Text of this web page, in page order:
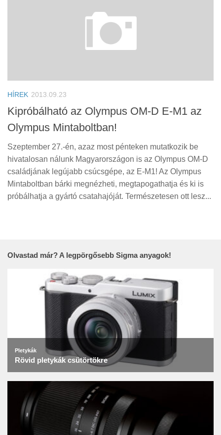
HÍREK 2013.09.23
Kipróbálható az Olympus OM-D E-M1 az
Olympus Mintaboltban!
Szeptember 27.-én, azaz most pénteken mutatkozik be
hivatalosan nálunk Magyarországon is az Olympus OM-D
családjának legújabb csúcsgépe, az E-M1! Az Olympus
Mintaboltban bárki megnézheti, megtapogathatja és ki is
próbálhatja a gyártó csatahajóját. Természetesen ott lesz...
Olvastad már? A legpörgősebb Sigma anyagok!